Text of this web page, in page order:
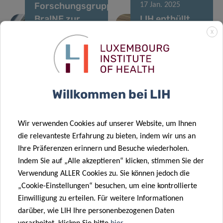
Forschungsgruppe
BraINE zur
Förderung der
Gehirnbildgebung
Neuroepidemiologie
17 Jan. 2025
LIH enthüllt
Donors“ zu
Ehren
wichtiger
15 Jan. 2025
Überlegungen
zu CoVaLux
Brückenschlag
Wissenschaft
und
Vorbereitung
auf eine Welt
nach der
Pandemie
LIH beteiligt
sich an EU-
Bewältigung
gesundheitlichen
Auswirkungen
von
Verkehrslärm
und -
verschmutzung
Luxemburgs
Hepatitis-C-
Umfrage
wurde als
Beispiel für
X
Willkommen bei LIH
Wir verwenden Cookies auf unserer Website, um Ihnen
die relevanteste Erfahrung zu bieten, indem wir uns an
Ihre Präferenzen erinnern und Besuche wiederholen.
Indem Sie auf „Alle akzeptieren“ klicken, stimmen Sie der
Verwendung ALLER Cookies zu. Sie können jedoch die
„Cookie-Einstellungen“ besuchen, um eine kontrollierte
Einwilligung zu erteilen. Für weitere Informationen
darüber, wie LIH Ihre personenbezogenen Daten